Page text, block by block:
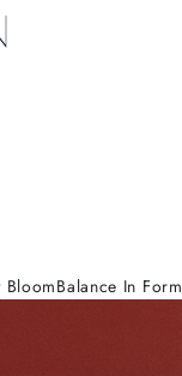
Balance In Form